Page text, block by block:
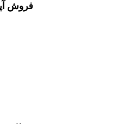
فروش آپارتمان